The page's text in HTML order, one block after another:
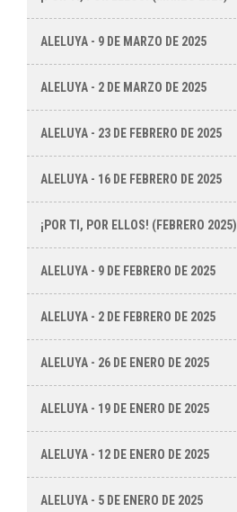
ALELUYA - 9 DE MARZO DE 2025
ALELUYA - 2 DE MARZO DE 2025
ALELUYA - 23 DE FEBRERO DE 2025
ALELUYA - 16 DE FEBRERO DE 2025
¡POR TI, POR ELLOS! (FEBRERO 2025)
ALELUYA - 9 DE FEBRERO DE 2025
ALELUYA - 2 DE FEBRERO DE 2025
ALELUYA - 26 DE ENERO DE 2025
ALELUYA - 19 DE ENERO DE 2025
ALELUYA - 12 DE ENERO DE 2025
ALELUYA - 5 DE ENERO DE 2025